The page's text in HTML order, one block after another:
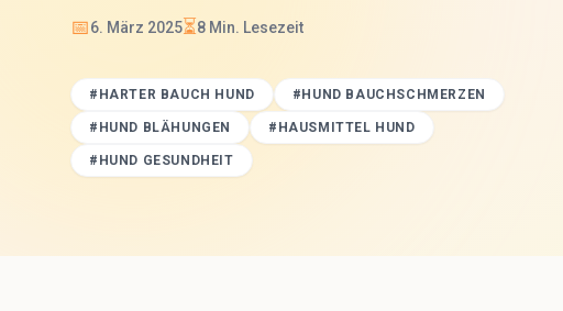
📅6. März 2025⏳8 Min. Lesezeit
# HARTER BAUCH HUND # HUND BAUCHSCHMERZEN
# HUND BLÄHUNGEN # HAUSMITTEL HUND
# HUND GESUNDHEIT